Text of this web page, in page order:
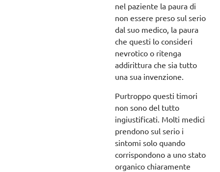
nel paziente la paura di
non essere preso sul serio
dal suo medico, la paura
che questi lo consideri
nevrotico o ritenga
addirittura che sia tutto
una sua invenzione.
Purtroppo questi timori
non sono del tutto
ingiustificati. Molti medici
prendono sul serio i
sintomi solo quando
corrispondono a uno stato
organico chiaramente